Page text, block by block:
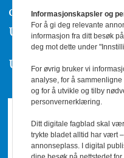
også klage inn
Utvalg,
Utgiver: PBL
Informasjonskapsler og
For å gi deg relevante
informasjon fra ditt besøk
deg mot dette under
For øvrig bruker vi
analyse, for å
og for å utvikle og tilby
personvernerklæring.
Ditt digitale fagblad skal
trykte bladet alltid har vært
annonseplass. I digital